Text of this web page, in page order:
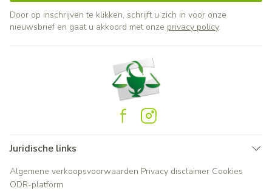
Door op inschrijven te klikken, schrijft u zich in voor onze
nieuwsbrief en gaat u akkoord met onze privacy policy.
Juridische links
Algemene verkoopsvoorwaarden Privacy disclaimer Cookies
ODR-platform